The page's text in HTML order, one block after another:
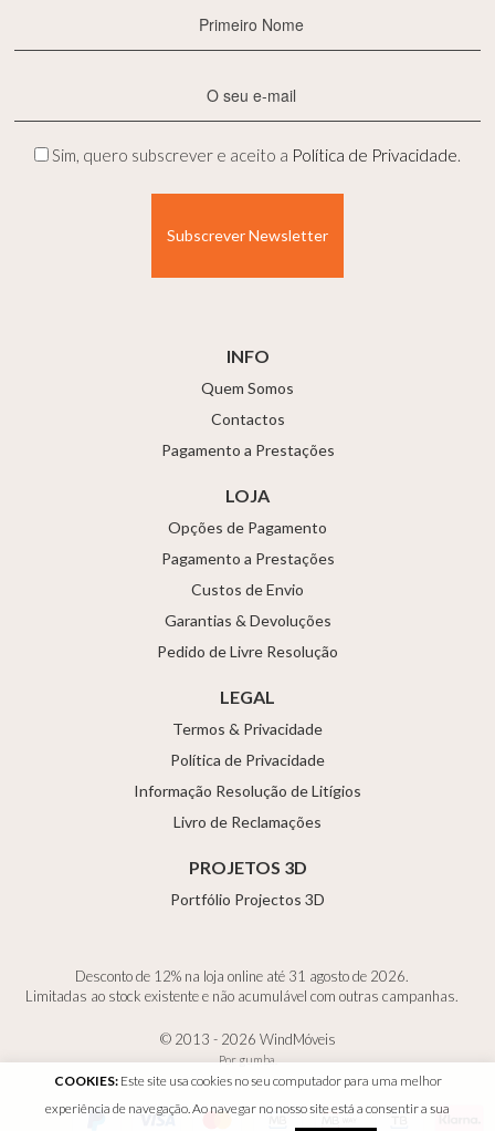
Nome
mail
Privacidade
Sim, quero subscrever e aceito a Política de Privacidade.
INFO
Quem Somos
Contactos
Pagamento a Prestações
LOJA
Opções de Pagamento
Pagamento a Prestações
Custos de Envio
Garantias & Devoluções
Pedido de Livre Resolução
LEGAL
Termos & Privacidade
Política de Privacidade
Informação Resolução de Litígios
Livro de Reclamações
PROJETOS 3D
Portfólio Projectos 3D
Desconto de 12% na loja online até 31 agosto de 2026.
Limitadas ao stock existente e não acumulável com outras campanhas.
© 2013 - 2026 WindMóveis
Porgumba.
COOKIES:Este site usa cookies no seu computador para uma melhor
experiência de navegação. Ao navegar no nosso site está a consentir a sua